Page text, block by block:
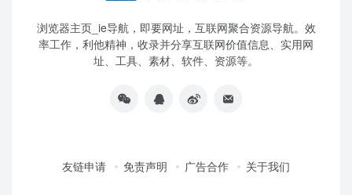
浏览器主页_ie导航，即要网址，互联网聚合资源导航。效
率工作，利他精神，收录并分享互联网价值信息、实用网
址、工具、素材、软件、资源等。
友链申请 免责声明 广告合作 关于我们